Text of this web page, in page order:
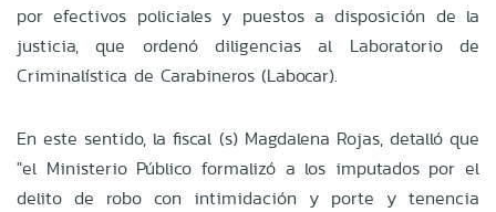
por efectivos policiales y puestos a disposición de la
justicia, que ordenó diligencias al Laboratorio de
Criminalística de Carabineros (Labocar).
En este sentido, la fiscal (s) Magdalena Rojas, detalló que
"el Ministerio Público formalizó a los imputados por el
delito de robo con intimidación y porte y tenencia